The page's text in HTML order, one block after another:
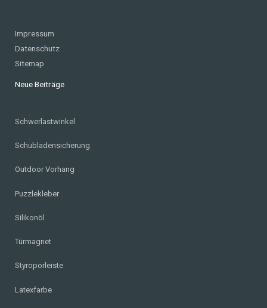
Impressum
Datenschutz
Sitemap
Neue Beiträge
Schwerlastwinkel
Schubladensicherung
Outdoor Vorhang
Puzzlekleber
Silikonöl
Türmagnet
Styroporleiste
Latexfarbe